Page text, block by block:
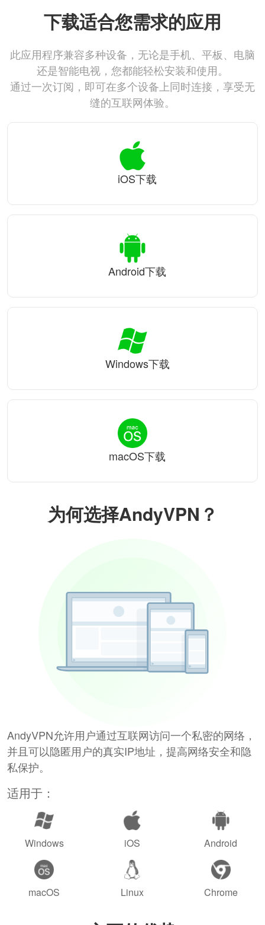
为何选择AndyVPN？
AndyVPN允许用户通过互联网访问一个私密的网络，
并且可以隐匿用户的真实IP地址，提高网络安全和隐
私保护。
适用于：
Windows iOS Android
macOS Linux Chrome
下载适合您需求的应用
此应用程序兼容多种设备，无论是手机、平板、电脑
还是智能电视，您都能轻松安装和使用。
通过一次订阅，即可在多个设备上同时连接，享受无
缝的互联网体验。
iOS下载
Android下载
Windows下载
macOS下载